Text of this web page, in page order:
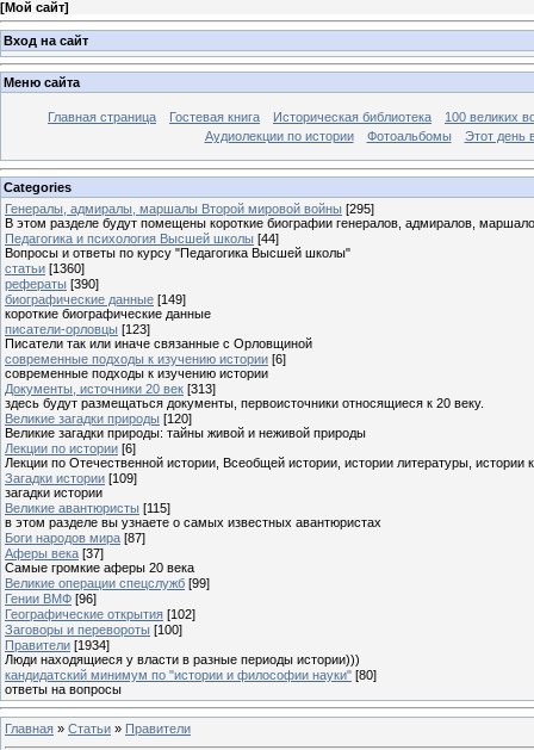
[Мой сайт]
Вход на сайт
Меню сайта
Главная страница Гостевая книга Историческая библиотека
100 великих
Аудиолекции по истории
Фотоальбомы Этот день
Categories
Генералы, адмиралы, маршалы Второй мировой войны [295]
В этом разделе будут помещены короткие биографии генералов, адмиралов,
Педагогика и психология Высшей школы [44]
Вопросы и ответы по курсу "Педагогика Высшей школы"
статьи [1360]
рефераты [390]
биографические данные [149]
короткие биографические данные
писатели-орловцы [123]
Писатели так или иначе связанные с Орловщиной
современные подходы к изучению истории [6]
современные подходы к изучению истории
Документы, источники 20 век [313]
здесь будут размещаться документы, первоисточники относящиеся к 20 веку.
Великие загадки природы [120]
Великие загадки природы: тайны живой и неживой природы
Лекции по истории [6]
Лекции по Отечественной истории, Всеобщей истории, истории литературы, истории
Загадки истории [109]
загадки истории
Великие авантюристы [115]
в этом разделе вы узнаете о самых известных авантюристах
Боги народов мира [87]
Аферы века [37]
Самые громкие аферы 20 века
Великие операции спецслужб [99]
Гении ВМФ [96]
Географические открытия [102]
Заговоры и перевороты [100]
Правители [1934]
Люди находящиеся у власти в разные периоды истории)))
кандидатский минимум по "истории и философии науки" [80]
ответы на вопросы
Главная » Статьи » Правители